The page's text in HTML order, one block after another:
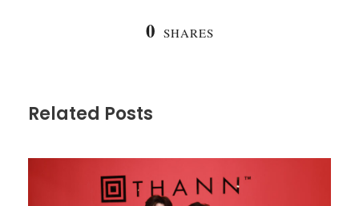
0 SHARES
Related Posts